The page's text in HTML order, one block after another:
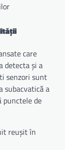
care
detecta și a
senzori sunt
subacvatică a
punctele de
reușit în